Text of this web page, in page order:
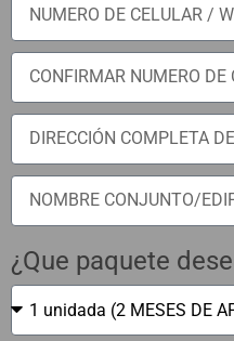
¿Que paquete